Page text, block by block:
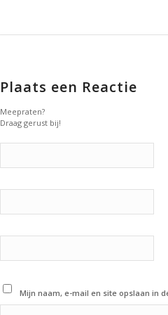
Plaats een Reactie
Meepraten?
Draag gerust bij!
Mijn naam, e-mail en site opslaan in